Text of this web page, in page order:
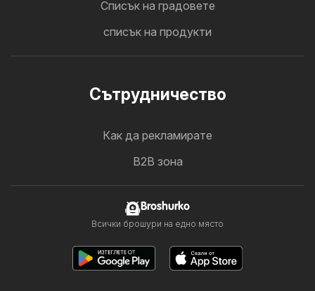
Cписък на градовете
списък на продукти
Cътрудничество
Как да рекламирате
B2B зона
Broshurko
Всички брошури на едно място